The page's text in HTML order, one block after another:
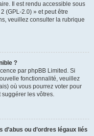
Il est rendu accessible sous
(GPL-2.0) » et peut être
veuillez consulter la rubrique
?
par phpBB Limited. Si
fonctionnalité, veuillez
où vous pourrez voter pour
suggérer les vôtres.
ou d’ordres légaux liés